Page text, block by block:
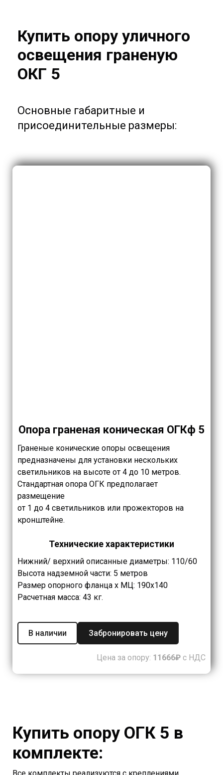
Купить опору уличного
освещения граненую
ОКГ 5
Основные габаритные и
присоединительные размеры:
Опора граненая коническая ОГКф 5
Граненые конические опоры освещения
предназначены для установки нескольких
светильников на высоте от 4 до 10 метров.
Стандартная опора ОГК предполагает
размещение
от 1 до 4 светильников или прожекторов на
кронштейне.
Технические характеристики
Нижний/ верхний описанные диаметры: 110/60
Высота надземной части: 5 метров
Размер опорного фланца х МЦ: 190х140
Расчетная масса: 43 кг.
В наличии Забронировать цену
Цена за опору: 11666₽ с НДС
Купить опору ОГК 5 в
комплекте: